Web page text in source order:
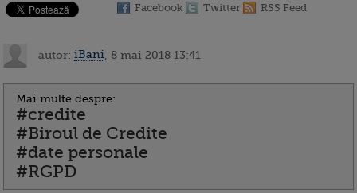
Facebook Twitter RSS Feed
autor: iBani , 8 mai 2018 13:41
Mai multe despre:
#credite
#Biroul de Credite
#date personale
#RGPD